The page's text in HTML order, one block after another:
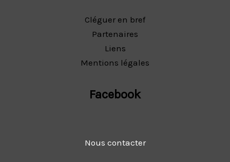
Cléguer en bref
Partenaires
Liens
Mentions légales
Facebook
Nous contacter